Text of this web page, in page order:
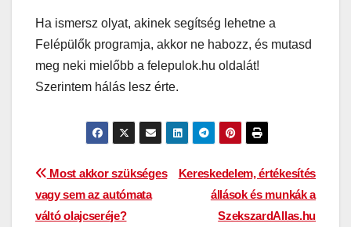
Ha ismersz olyat, akinek segítség lehetne a
Felépülők programja, akkor ne habozz, és mutasd
meg neki mielőbb a felepulok.hu oldalát!
Szerintem hálás lesz érte.
Bejegyzés
navigáció
Kereskedelem, értékesítés
állások és munkák a
SzekszardAllas.hu
Most akkor szükséges
vagy sem az autómata
váltó olajcseréje?